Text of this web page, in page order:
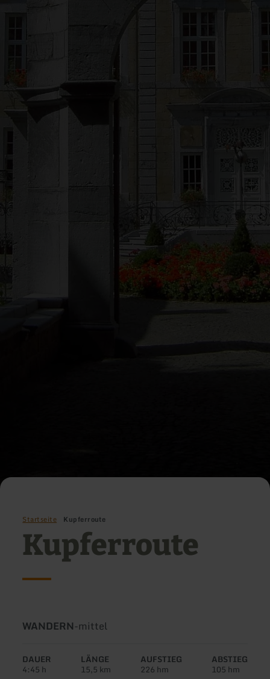
Startseite Kupferroute
Kupferroute
Art
Tour:
WANDERN-Schwierigkeit:
mittel
DAUER
4:45 h
LÄNGE
15,5 km
AUFSTIEG
226 hm
ABSTIEG
105 hm